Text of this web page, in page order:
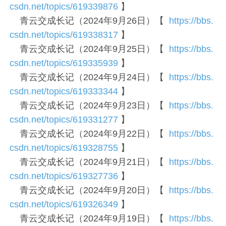
csdn.net/topics/619339876 】
青云交成长记（2024年9月26日）【 https://bbs.
csdn.net/topics/619338317 】
青云交成长记（2024年9月25日）【 https://bbs.
csdn.net/topics/619335939 】
青云交成长记（2024年9月24日）【 https://bbs.
csdn.net/topics/619333344 】
青云交成长记（2024年9月23日）【 https://bbs.
csdn.net/topics/619331277 】
青云交成长记（2024年9月22日）【 https://bbs.
csdn.net/topics/619328755 】
青云交成长记（2024年9月21日）【 https://bbs.
csdn.net/topics/619327736 】
青云交成长记（2024年9月20日）【 https://bbs.
csdn.net/topics/619326349 】
青云交成长记（2024年9月19日）【 https://bbs.